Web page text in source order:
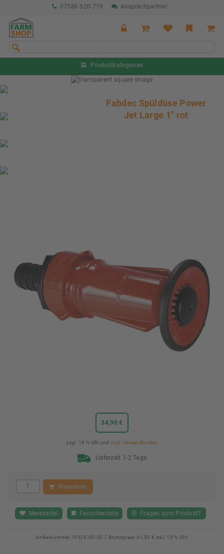
07586 920-719 Ansprechpartner
Produktkategorien
Fabdec Spüldüse Power
Jet Large 1" rot
34,90 €
zzgl. 19 % USt und zzgl. Versandkosten
Lieferzeit 1-2 Tage
Warenkorb
Merkzettel Favoritenliste Fragen zum Produkt?
Artikelnummer70525-00-00 / Bruttopreis:41,53 € inkl. 19 % USt.